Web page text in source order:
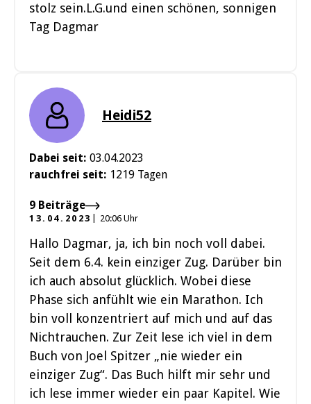
stolz sein.L.G.und einen schönen, sonnigen
Tag Dagmar
Heidi52
Dabei seit: 03.04.2023
rauchfrei seit: 1219 Tagen
9 Beiträge
13.04.2023 20:06 Uhr
Hallo Dagmar, ja, ich bin noch voll dabei.
Seit dem 6.4. kein einziger Zug. Darüber bin
ich auch absolut glücklich. Wobei diese
Phase sich anfühlt wie ein Marathon. Ich
bin voll konzentriert auf mich und auf das
Nichtrauchen. Zur Zeit lese ich viel in dem
Buch von Joel Spitzer „nie wieder ein
einziger Zug“. Das Buch hilft mir sehr und
ich lese immer wieder ein paar Kapitel. Wie